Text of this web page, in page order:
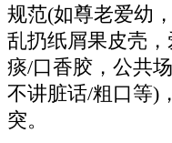
规范(如尊老爱幼
乱扔纸屑果皮壳
痰/口香胶，公共
不讲脏话/粗口等)
突。